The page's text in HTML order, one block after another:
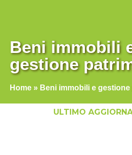
Beni immobili
gestione
Home » Beni immobili e
ULTIMO